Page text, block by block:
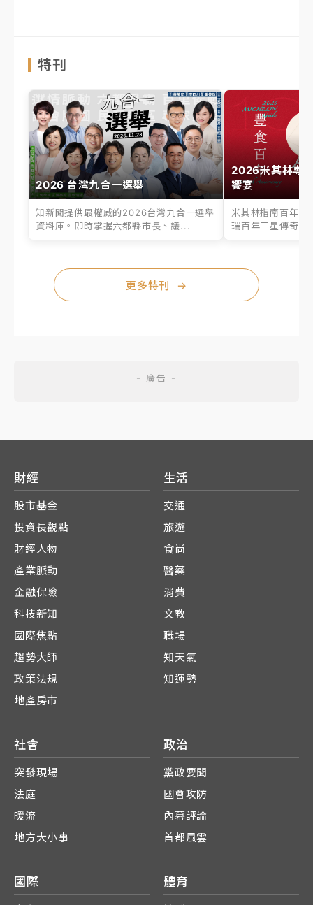
特刊
2026 台灣九合一選舉
知新聞提供最權威的2026台灣九合一選舉
資料庫。即時掌握六都縣市長、議...
2026米其林專
饗宴
米其林指南百年之
瑞百年三星傳奇、
更多特刊 →
財經
股市基金
投資長觀點
財經人物
產業脈動
金融保險
科技新知
國際焦點
趨勢大師
政策法規
地產房市
生活
交通
旅遊
食尚
醫藥
消費
文教
職場
知天氣
知運勢
社會
突發現場
法庭
暖流
地方大小事
政治
黨政要聞
國會攻防
內幕評論
首都風雲
國際 體育